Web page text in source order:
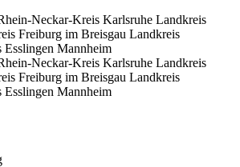
Neckar-Kreis Karlsruhe Landkreis
Freiburg im Breisgau Landkreis
Esslingen Mannheim
Neckar-Kreis Karlsruhe Landkreis
Freiburg im Breisgau Landkreis
Esslingen Mannheim